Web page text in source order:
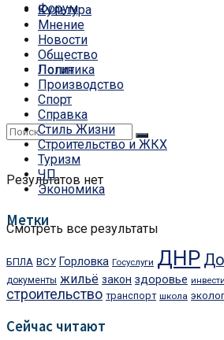
Форум
Логин
Результатов нет
Смотреть все результаты
Культура
Мнение
Новости
Общество
Политика
Производство
Спорт
Справка
Стиль Жизни
Строительство и ЖКХ
Туризм
ЧП
Экономика
Метки
БПЛА ВСУ Горловка Госуслуги ДНР
документы жильё закон здоровье
строительство транспорт школа
Сейчас читают